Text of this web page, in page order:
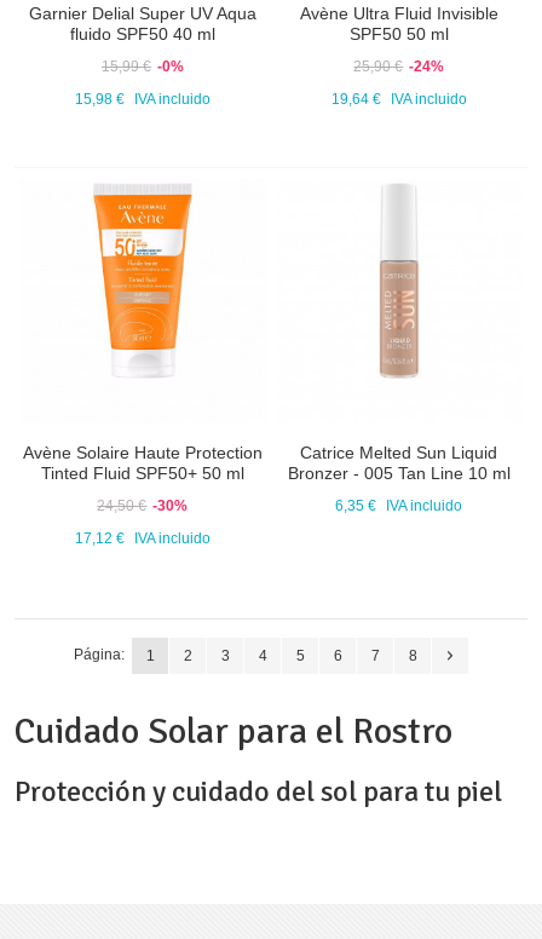
Garnier Delial Super UV Aqua
fluido SPF50 40 ml
15,99 € -0%
15,98 €
IVA incluido
Avène Ultra Fluid Invisible
SPF50 50 ml
25,90 € -24%
19,64 €
IVA incluido
Avène Solaire Haute Protection
Tinted Fluid SPF50+ 50 ml
24,50 € -30%
17,12 €
IVA incluido
Catrice Melted Sun Liquid
Bronzer - 005 Tan Line 10 ml
6,35 € IVA incluido
Página: 1 2 3 4 5 6 7 8
Cuidado Solar para el Rostro
Protección y cuidado del sol para tu piel